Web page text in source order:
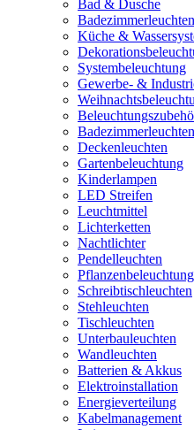
Bad & Dusche
Badezimmerleuchten
Küche &
Systembeleuchtung
Gewerbe- &
Badezimmerleuchten
Deckenleuchten
Gartenbeleuchtung
Kinderlampen
LED Streifen
Leuchtmittel
Lichterketten
Nachtlichter
Pendelleuchten
Pflanzenbeleuchtung
Schreibtischleuchten
Stehleuchten
Tischleuchten
Unterbauleuchten
Wandleuchten
Batterien & Akkus
Elektroinstallation
Energieverteilung
Kabelmanagement